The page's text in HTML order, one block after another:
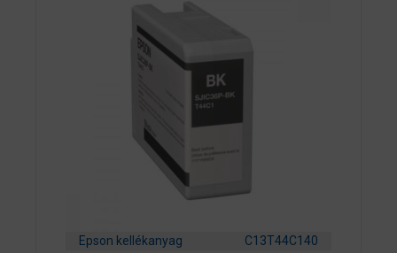
Epson kellékanyag C13T44C140